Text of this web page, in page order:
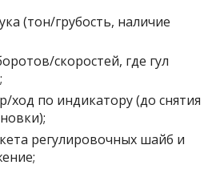
(тон/грубость, наличие
скоростей, где гул
ход по индикатору (до снятия
регулировочных шайб и